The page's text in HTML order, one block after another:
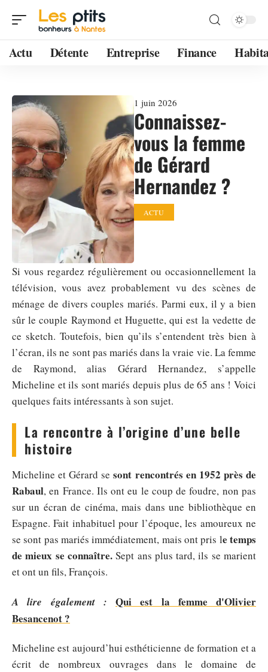
Actu Détente Entreprise Finance
1 juin 2026
Connaissez-
vous la femme
de Gérard
Hernandez ?
ACTU
Si vous regardez régulièrement ou occasionnellement la
télévision, vous avez probablement vu des scènes de
ménage de divers couples mariés. Parmi eux, il y a bien
sûr le couple Raymond et Huguette, qui est la vedette de
ce sketch. Toutefois, bien qu’ils s’entendent très bien à
l’écran, ils ne sont pas mariés dans la vraie vie. La femme
de Raymond, alias Gérard Hernandez, s’appelle
Micheline et ils sont mariés depuis plus de 65 ans ! Voici
quelques faits intéressants à son sujet.
La rencontre à l’origine d’une belle
histoire
Micheline et Gérard sesont rencontrés en 1952 près de
Rabaul, en France. Ils ont eu le coup de foudre, non pas
sur un écran de cinéma, mais dans une bibliothèque en
Espagne. Fait inhabituel pour l’époque, les amoureux ne
se sont pas mariés immédiatement, mais ont pris le temps
de mieux se connaître.Sept ans plus tard, ils se marient
et ont un fils, François.
A lire également :
Qui est la femme d'Olivier
Besancenot ?
Micheline est aujourd’hui esthéticienne de formation et a
écrit de nombreux ouvrages dans le domaine de